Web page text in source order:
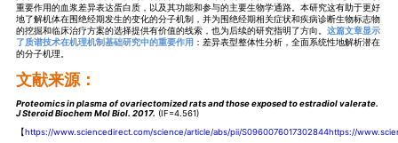
重要作用的血浆差异表达蛋白质，以及其功能和参与的主要生物学通路。本研究这有助于更好
地了解机体在围绝经期发生的变化的分子机制，并为围绝经期相关症状和疾病诊断生物标志物
的挖掘和临床治疗方案的选择提供有价值的线索，也为后续的研究指明了方向。 这篇文章显示
了质谱技术在机理机制基础研究中的重要作用 ：差异表型整体性分析，全面系统性地解析潜在
的分子机理。
文献来源：
Proteomics in plasma of ovariectomized rats and those exposed to estradiol valerate.
J Steroid Biochem Mol Biol. 2017. (IF=4.561)
【https://www.sciencedirect.com/science/article/abs/pii/S0960076017302844https://